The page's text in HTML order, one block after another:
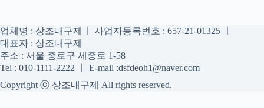
업체명 : 상조내구제ㅣ 사업자등록번호 : 657-21-01325 ㅣ
대표자 : 상조내구제
주소 : 서울 종로구 세종로 1-58
Tel : 010-1111-2222 ㅣ E-mail :dsfdeoh1@naver.com
Copyright ⓒ 상조내구제 All rights reserved.